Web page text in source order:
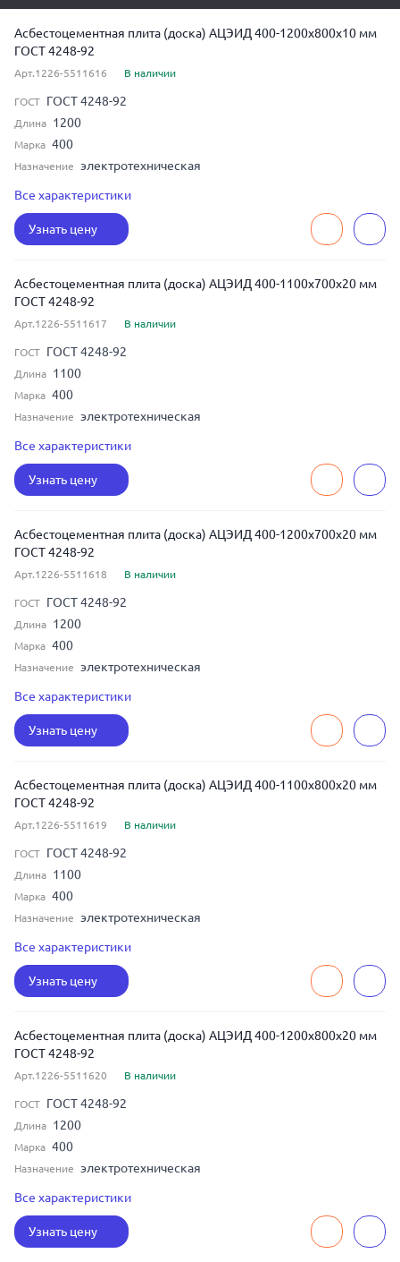
Асбестоцементная плита (доска) АЦЭИД 400-1200x800x10 мм
ГОСТ 4248-92
Арт.1226-5511616 В наличии
ГОСТ ГОСТ 4248-92
Длина 1200
Марка 400
Назначение электротехническая
Все характеристики
Узнать цену
Асбестоцементная плита (доска) АЦЭИД 400-1100x700x20 мм
ГОСТ 4248-92
Арт.1226-5511617 В наличии
ГОСТ ГОСТ 4248-92
Длина 1100
Марка 400
Назначение электротехническая
Все характеристики
Узнать цену
Асбестоцементная плита (доска) АЦЭИД 400-1200x700x20 мм
ГОСТ 4248-92
Арт.1226-5511618 В наличии
ГОСТ ГОСТ 4248-92
Длина 1200
Марка 400
Назначение электротехническая
Все характеристики
Узнать цену
Асбестоцементная плита (доска) АЦЭИД 400-1100x800x20 мм
ГОСТ 4248-92
Арт.1226-5511619 В наличии
ГОСТ ГОСТ 4248-92
Длина 1100
Марка 400
Назначение электротехническая
Все характеристики
Узнать цену
Асбестоцементная плита (доска) АЦЭИД 400-1200x800x20 мм
ГОСТ 4248-92
Арт.1226-5511620 В наличии
ГОСТ ГОСТ 4248-92
Длина 1200
Марка 400
Назначение электротехническая
Все характеристики
Узнать цену